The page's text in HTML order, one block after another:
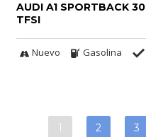
AUDI A1 SPORTBACK 30
TFSI
Nuevo Gasolina
1 2 3